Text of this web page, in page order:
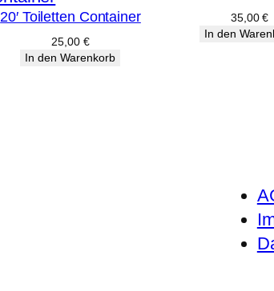
20′ Toiletten Container
25,00 €
In den Warenkorb
35,00€
In den